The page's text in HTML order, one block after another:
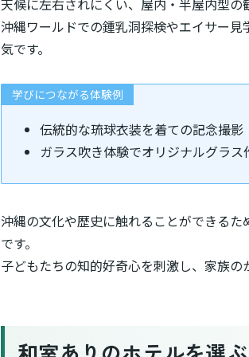
天候に左右されにくい、屋内・半屋内型
沖縄ワールドでの鍾乳洞探検やエイサー
気です。
学びにつながる体験例
伝統的な琉球衣装を着ての記念撮影
ガラス吹き体験でオリジナルグラス
沖縄の文化や歴史に触れることができる
です。
子どもたちの知的好奇心を刺激し、家族